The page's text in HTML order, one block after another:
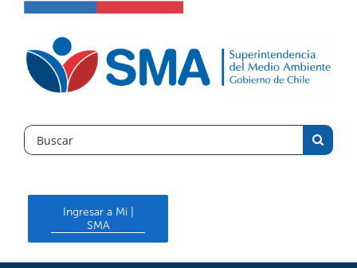
content
Search
for:
Ingresar a Mi |
SMA